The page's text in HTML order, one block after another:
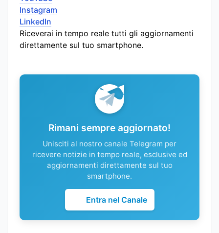
Instagram
LinkedIn
Riceverai in tempo reale tutti gli aggiornamenti
direttamente sul tuo smartphone.
Rimani sempre aggiornato!
Unisciti al nostro canale Telegram per
ricevere notizie in tempo reale, esclusive ed
aggiornamenti direttamente sul tuo
smartphone.
Entra nel Canale